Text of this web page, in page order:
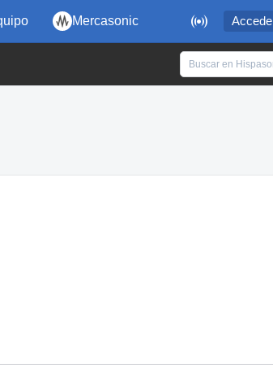
 Accede
Mercasonic